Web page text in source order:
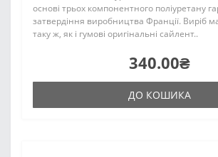
основі трьох компонентного поліуретану
затвердіння виробництва Франції. Виріб
таку ж, як і гумові оригінальні сайлент..
340.00₴
ДО КОШИКА